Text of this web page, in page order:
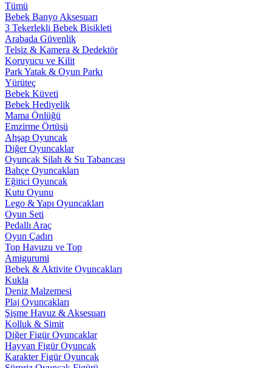
Tümü
Bebek Banyo Aksesuarı
3 Tekerlekli Bebek Bisikleti
Arabada Güvenlik
Telsiz & Kamera & Dedektör
Koruyucu ve Kilit
Park Yatak & Oyun Parkı
Yürüteç
Bebek Küveti
Bebek Hediyelik
Mama Önlüğü
Emzirme Örtüsü
Ahşap Oyuncak
Diğer Oyuncaklar
Oyuncak Silah & Su Tabancası
Bahçe Oyuncakları
Eğitici Oyuncak
Kutu Oyunu
Lego & Yapı Oyuncakları
Oyun Seti
Pedallı Araç
Oyun Çadırı
Top Havuzu ve Top
Amigurumi
Bebek & Aktivite Oyuncakları
Kukla
Deniz Malzemesi
Plaj Oyuncakları
Şişme Havuz & Aksesuarı
Kolluk & Simit
Diğer Figür Oyuncaklar
Hayvan Figür Oyuncak
Karakter Figür Oyuncak